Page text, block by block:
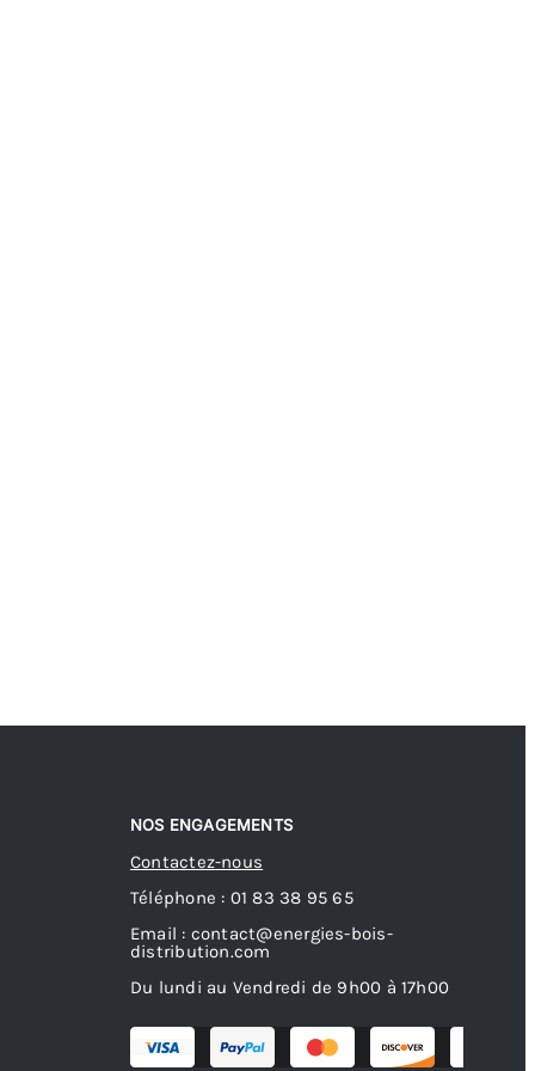
NOS ENGAGEMENTS
Contactez-nous
Téléphone : 01 83 38 95 65
Email : contact@energies-bois-
distribution.com
Du lundi au Vendredi de 9h00 à 17h00